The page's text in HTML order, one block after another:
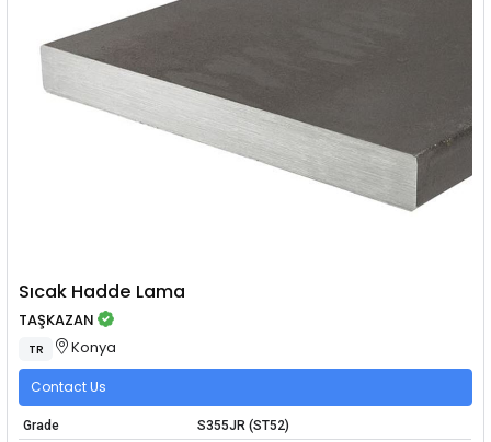
Sıcak Hadde Lama
TAŞKAZAN
TR Konya
Contact Us
Grade
S355JR (ST52)